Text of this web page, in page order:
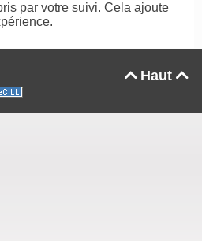
par votre suivi. Cela ajoute
Haut 